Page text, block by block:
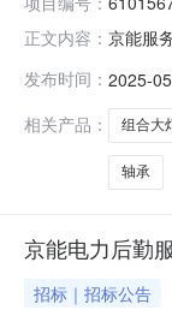
正文内容： 京能服
个7--软
发布时间： 2025-
相关产品：
组合大
轴承
京能电力后勤
招标｜招标公告